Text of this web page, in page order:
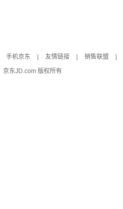
手机京东 友情链接 销售联盟
京东JD.com 版权所有